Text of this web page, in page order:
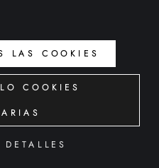
LAS COOKIES
COOKIES